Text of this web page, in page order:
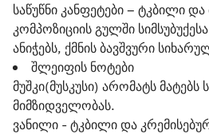
საწუწნი კანფეტები – ტკბილი
კომპოზიციის გულში
ანიჭებს, ქმნის ბავშვური
შლეიფის ნოტები
მუშკი(მუსკუსი) არომატს
მიმზიდველობას.
ვანილი - ტკბილი და